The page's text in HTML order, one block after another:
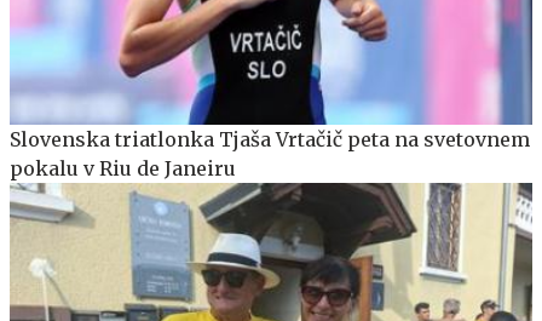
Slovenska triatlonka Tjaša Vrtačič peta na svetovnem
pokalu v Riu de Janeiru